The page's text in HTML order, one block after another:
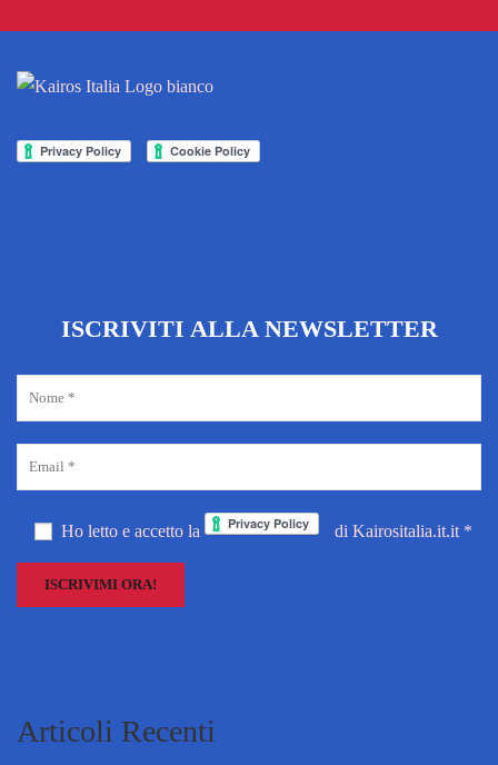
ISCRIVITI ALLA NEWSLETTER
Ho letto e accetto la di Kairositalia.it.it *
Articoli Recenti